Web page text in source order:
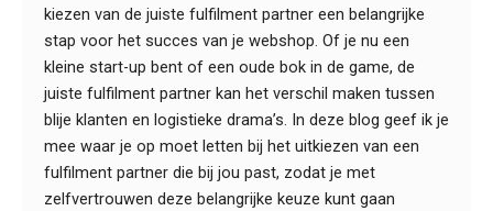
kiezen van de juiste fulfilment partner een belangrijke
stap voor het succes van je webshop. Of je nu een
kleine start-up bent of een oude bok in de game, de
juiste fulfilment partner kan het verschil maken tussen
blije klanten en logistieke drama’s. In deze blog geef ik je
mee waar je op moet letten bij het uitkiezen van een
fulfilment partner die bij jou past, zodat je met
zelfvertrouwen deze belangrijke keuze kunt gaan